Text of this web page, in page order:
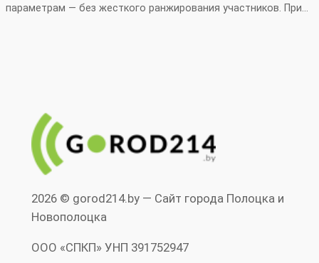
параметрам — без жесткого ранжирования участников. При…
2026 © gorod214.by — Сайт города Полоцка и
Новополоцка
ООО «СПКП» УНП ‎391752947